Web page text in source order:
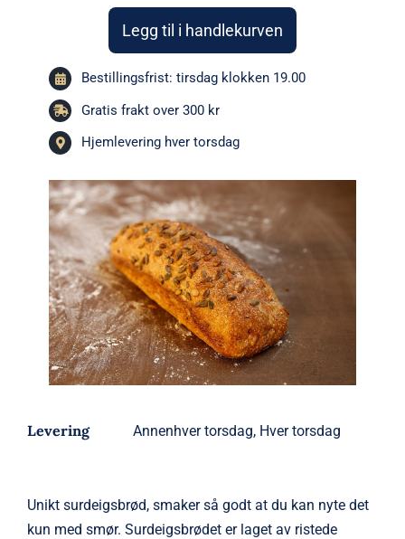
surdeig
|
Fast
levering
antall
Legg til i handlekurven
Bestillingsfrist: tirsdag klokken 19.00
Gratis frakt over 300 kr
Hjemlevering hver torsdag
Levering Annenhver torsdag, Hver torsdag
Unikt surdeigsbrød, smaker så godt at du kan nyte det
kun med smør. Surdeigsbrødet er laget av ristede